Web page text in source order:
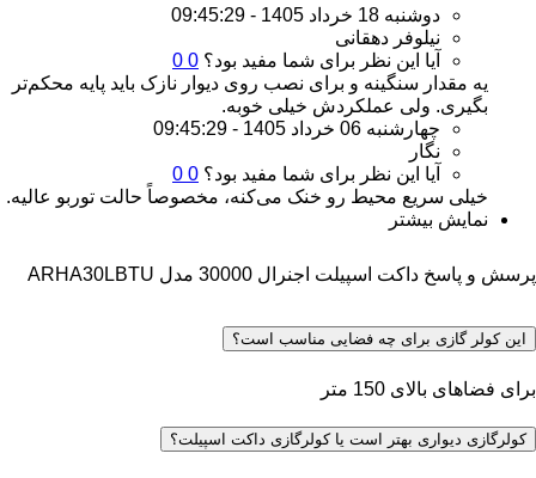
دوشنبه 18 خرداد 1405 - 09:45:29
نیلوفر دهقانی
آیا این نظر برای شما مفید بود؟ 0
0
یه مقدار سنگینه و برای نصب روی دیوار نازک باید پایه محکم‌تر
بگیری. ولی عملکردش خیلی خوبه.
چهارشنبه 06 خرداد 1405 - 09:45:29
نگار
آیا این نظر برای شما مفید بود؟ 0
0
خیلی سریع محیط رو خنک می‌کنه، مخصوصاً حالت توربو عالیه.
نمایش بیشتر
پرسش و پاسخ داکت اسپیلت اجنرال 30000 مدل ARHA30LBTU
این کولر گازی برای چه فضایی مناسب است؟
برای فضاهای بالای 150 متر
کولرگازی دیواری بهتر است یا کولرگازی داکت اسپیلت؟